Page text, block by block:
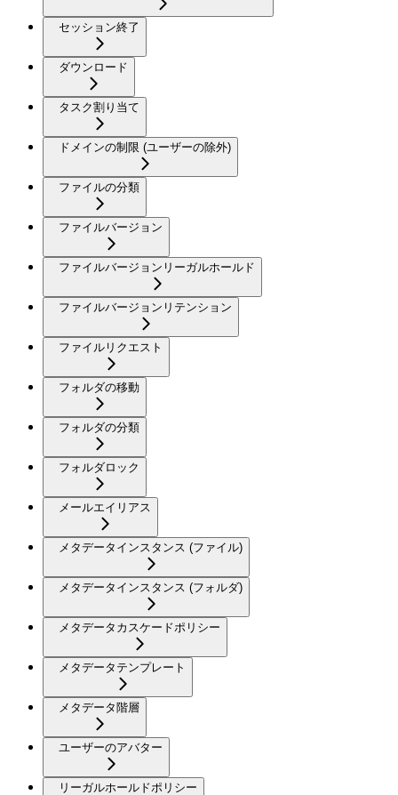
セッション終了
ダウンロード
タスク割り当て
ドメインの制限 (ユーザーの除外)
ファイルの分類
ファイルバージョン
ファイルバージョンリーガルホールド
ファイルバージョンリテンション
ファイルリクエスト
フォルダの移動
フォルダの分類
フォルダロック
メールエイリアス
メタデータインスタンス (ファイル)
メタデータインスタンス (フォルダ)
メタデータカスケードポリシー
メタデータテンプレート
メタデータ階層
ユーザーのアバター
リーガルホールドポリシー